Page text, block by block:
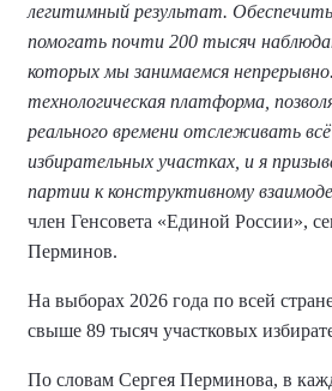
легитимный результат.
помогать почти 200 тысяч
которых мы занимаемся
технологическая платформа,
реального времени отслеживать
избирательных участках, и я
партии к конструктивному
член Генсовета «Единой России»,
Перминов.
На выборах 2026 года по всей
свыше 89 тысяч участковых
По словам Сергея Перминова, в